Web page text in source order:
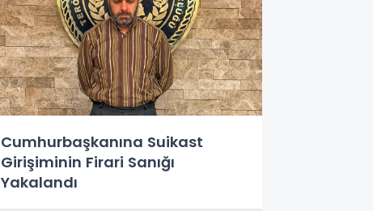
Cumhurbaşkanına Suikast
Girişiminin Firari Sanığı
Yakalandı